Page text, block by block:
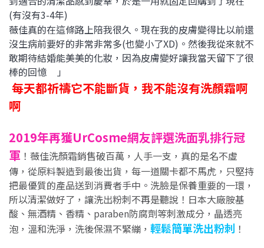
(有沒有3-4年)
薇佳真的在這條路上陪我很久。現在我的皮膚變得比以前還
沒生病前要好的非常非常多(也變小了XD)。然後我從來就不
敢期待結婚能美美的化妝，因為皮膚變好讓我當天留下了很
棒的回憶
」
每天都祈禱它不能斷貨，我不能沒有洗顏霜啊
啊
2019年再獲UrCosme網友評選洗面乳排行冠
軍 ！薇佳洗顏霜銷售破百萬，人手一支，真的是名不虛
傳，從原料製造到最後出貨，每一道關卡都不馬虎，只堅持
把最優質的產品送到消費者手中。洗臉是保養重要的一環，
所以清潔做好了，讓洗出粉刺不再是聽說！日本大廠胺基
酸、無酒精、香精、paraben防腐劑等刺激成分，晶透亮
泡，溫和洗淨，洗後保濕不緊繃， 輕鬆簡單洗出粉刺 ！